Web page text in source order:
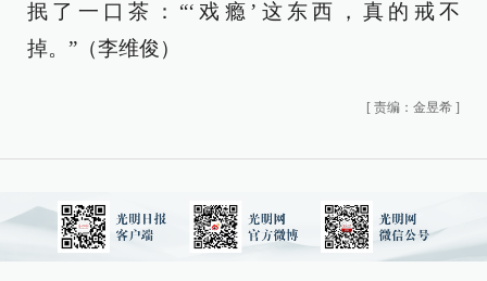
抿了一口茶：“‘戏瘾’这东西，真的戒不
掉。”（李维俊）
[ 责编：金昱希 ]